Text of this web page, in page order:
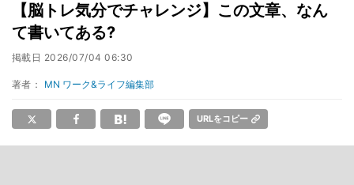
【脳トレ気分でチャレンジ】この文章、なん
て書いてある?
掲載日 2026/07/04 06:30
著者： MN ワーク&ライフ編集部
URLをコピー